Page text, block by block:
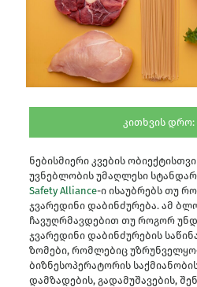
კითხვის დრო:
ნებისმიერი კვების
უვნებლობის უმაღლესი
Safety Alliance-ი ისაუბრებს თუ
ჯვარედინი დაბინძურება. ამ
ჩავუღრმავდებით თუ როგორ
ჯვარედინი დაბინძურების
ზომები, რომლებიც
ბიზნესოპერატორის
დამზადების, გადამუშავების,